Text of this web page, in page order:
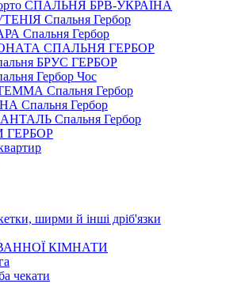
СПАЛЬНЯ БРВ-УКРАЇНА
Спальня Гербор
Спальня Гербор
СПАЛЬНЯ ГЕРБОР
БРУС ГЕРБОР
Гербор Чос
Спальня Гербор
Спальня Гербор
Спальня Гербор
ГЕРБОР
ширми й інші дріб'язки
КІМНАТИ
чекати